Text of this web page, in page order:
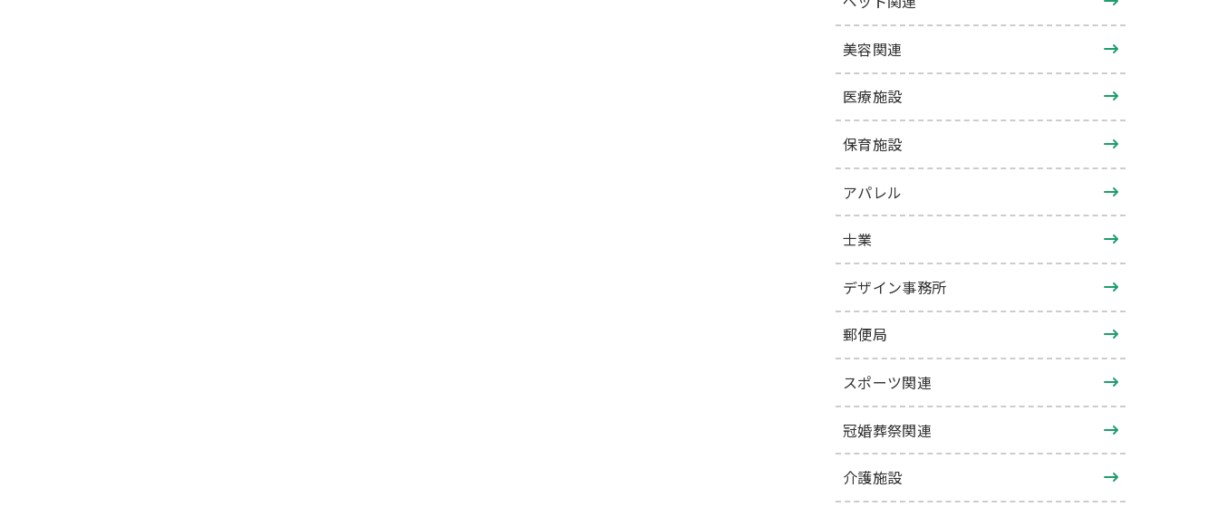
美容関連
医療施設
保育施設
アパレル
士業
デザイン事務所
郵便局
スポーツ関連
冠婚葬祭関連
介護施設